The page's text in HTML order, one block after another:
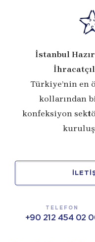
İstanbul
Türkiye’nin en
kollarından
konfeksiyon
TELEFON
+90 212 454 02